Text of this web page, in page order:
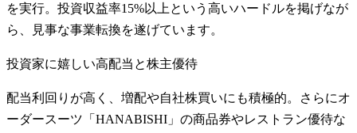
を実行。投資収益率15%以上という高いハードルを掲げなが
ら、見事な事業転換を遂げています。
投資家に嬉しい高配当と株主優待
配当利回りが高く、増配や自社株買いにも積極的。さらにオ
ーダースーツ「HANABISHI」の商品券やレストラン優待な